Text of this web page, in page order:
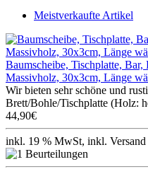
Meistverkaufte Artikel
Baumscheibe, Tischplatte,
Massivholz, 30x3cm, Länge
Wir bieten sehr schöne und
Brett/Bohle/Tischplatte (Holz:
44,90€
inkl. 19 % MwSt, inkl. Versand